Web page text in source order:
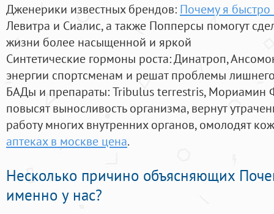
Дженерики известных брендов: Почему я быстро
Левитра и Сиалис, а также Попперсы помогут
жизни более насыщенной и яркой
Синтетические гормоны роста: Динатроп,
энергии спортсменам и решат проблемы
БАДы и препараты:Tribulus terrestris, Мориамин
повысят выносливость организма, вернут
работу многих внутренних органов, омолодят
аптеках в москве цена.
Несколько причино объясняющих
именно у нас?